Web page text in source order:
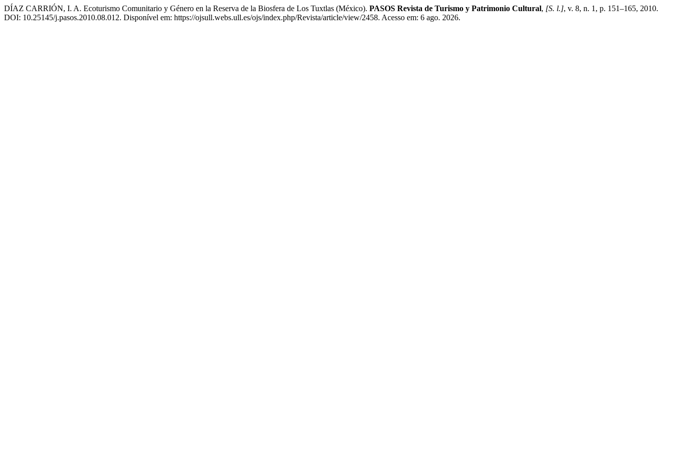
DÍAZ CARRIÓN, I. A. Ecoturismo Comunitario y Género en la Reserva de la Biosfera de Los Tuxtlas (México). PASOS Revista de Turismo y Patrimonio Cultural, [S. l.], v. 8, n. 1, p. 151–165, 2010.
DOI: 10.25145/j.pasos.2010.08.012. Disponível em: https://ojsull.webs.ull.es/ojs/index.php/Revista/article/view/2458. Acesso em: 6 ago. 2026.